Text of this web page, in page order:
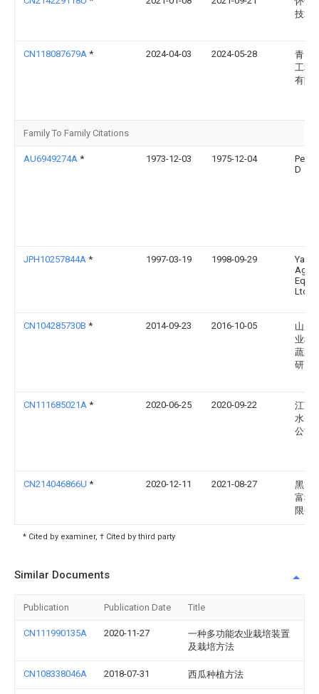
技术
CN118087679A * 2024-04-03 2024-05-28
青岛
工程
有限
Family To Family Citations
AU6949274A * 1973-12-03 1975-12-04
D
JPH10257844A * 1997-03-19 1998-09-29
Ltd
CN104285730B * 2014-09-23 2016-10-05
山东
业科
蔬菜
研究
CN111685021A * 2020-06-25 2020-09-22
江苏
水务
公司
CN214046866U * 2020-12-11 2021-08-27
黑龙
富科
限公
* Cited by examiner, † Cited by third party
Similar Documents
Publication Publication Date Title
CN111990135A 2020-11-27
一种多功能农业栽培装置
及栽培方法
CN108338046A 2018-07-31 西瓜种植方法